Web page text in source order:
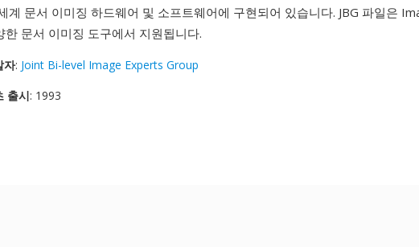
계 문서 이미징 하드웨어 및 소프트웨어에 구현되어 있습니다. JBG 파일은
한 문서 이미징 도구에서 지원됩니다.
자: Joint Bi-level Image Experts Group
출시: 1993